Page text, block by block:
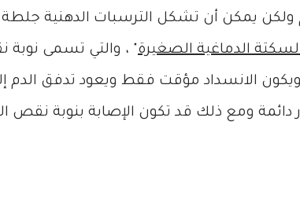
يمكن أن تشكل الترسبات الدهنية
الدماغية الصغيرة
ويكون الانسداد مؤقت فقط ويعود تدفق
ومع ذلك قد تكون الإصابة بنوبة نقص